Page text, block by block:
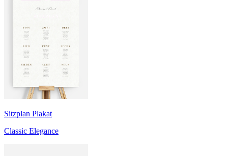
Sitzplan Plakat
Classic Elegance